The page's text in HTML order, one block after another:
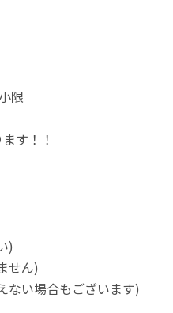
限
す！！
)
せん)
ない場合もございます)